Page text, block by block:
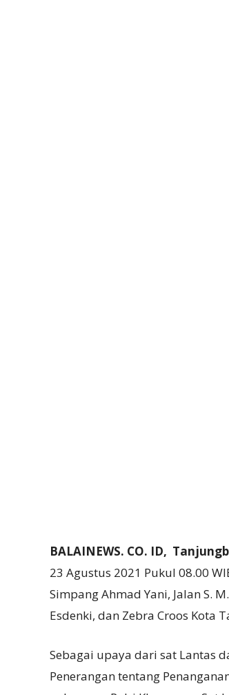
BALAINEWS. CO. ID,
23 Agustus 2021 Pukul 08.00
Simpang Ahmad Yani, Jalan S.
Esdenki, dan Zebra Croos Kota
Sebagai upaya dari sat Lantas
Penerangan tentang